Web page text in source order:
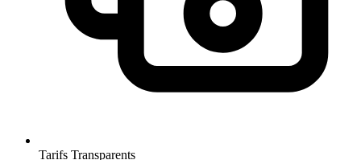
Tarifs Transparents